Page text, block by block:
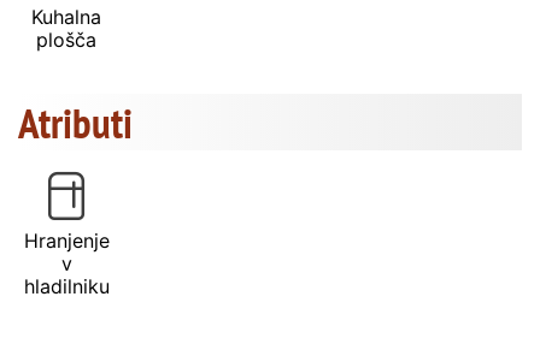
Kuhalna
plošča
Atributi
Hranjenje
v
hladilniku